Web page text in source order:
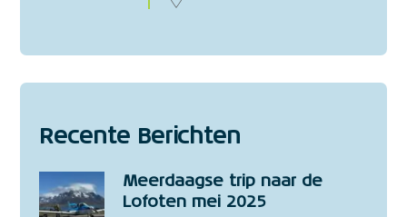
Recente Berichten
Meerdaagse trip naar de
Lofoten mei 2025